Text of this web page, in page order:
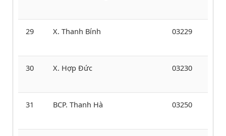
29 X. Thanh Bính 03229
30 X. Hợp Đức 03230
31 BCP. Thanh Hà 03250